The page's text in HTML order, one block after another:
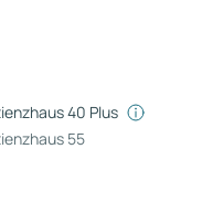
40 Plus
55